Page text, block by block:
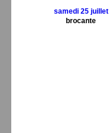
samedi 25 juillet
brocante